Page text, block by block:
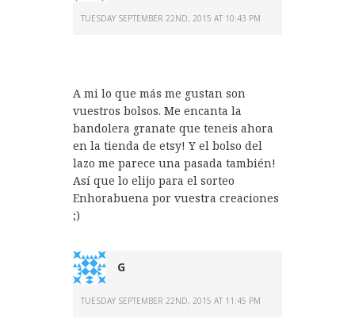
TUESDAY SEPTEMBER 22ND, 2015 AT 10:43 PM
A mi lo que más me gustan son
vuestros bolsos. Me encanta la
bandolera granate que teneis ahora
en la tienda de etsy! Y el bolso del
lazo me parece una pasada también!
Así que lo elijo para el sorteo
Enhorabuena por vuestra creaciones
;)
G
TUESDAY SEPTEMBER 22ND, 2015 AT 11:45 PM